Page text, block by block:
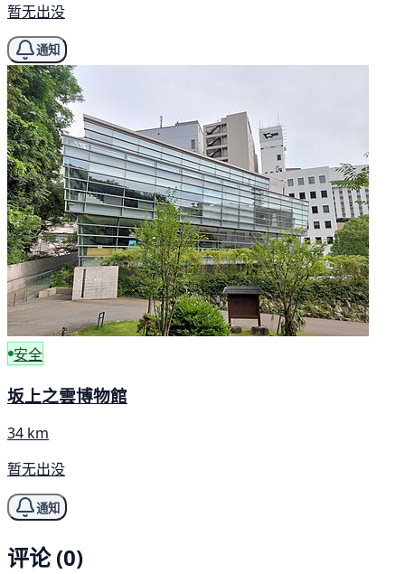
暂无出没
通知
安全
坂上之雲博物館
34 km
暂无出没
通知
评论 (0)